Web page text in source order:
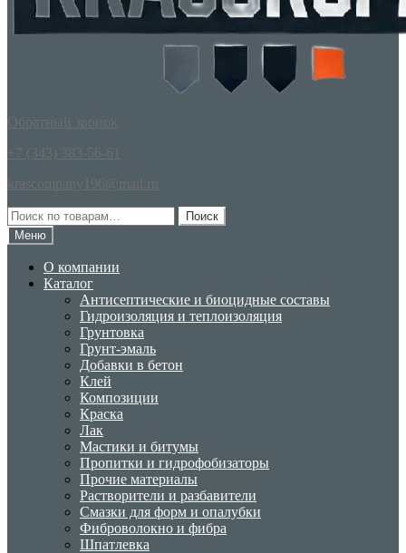
Обратный звонок
+7 (343) 383-56-61
krascompany196@mail.ru
Искать:
Поиск
Меню
О компании
Каталог
Антисептические и биоцидные составы
Гидроизоляция и теплоизоляция
Грунтовка
Грунт-эмаль
Добавки в бетон
Клей
Композиции
Краска
Лак
Мастики и битумы
Пропитки и гидрофобизаторы
Прочие материалы
Растворители и разбавители
Смазки для форм и опалубки
Фиброволокно и фибра
Шпатлевка